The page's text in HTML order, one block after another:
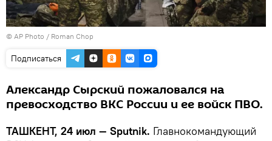
© AP Photo / Roman Chop
Подписаться
Александр Сырский пожаловался на
превосходство ВКС России и ее войск ПВО.
ТАШКЕНТ, 24 июл — Sputnik. Главнокомандующий